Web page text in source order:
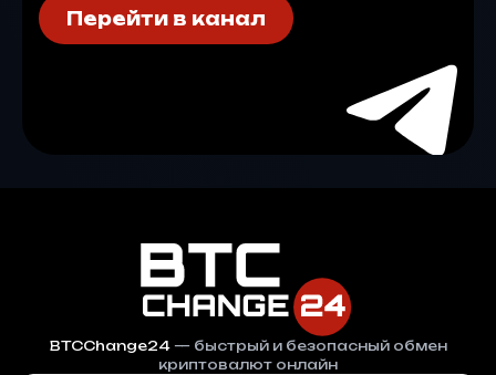
Перейти в канал
BTCChange24— быстрый и безопасный обмен
криптовалют онлайн